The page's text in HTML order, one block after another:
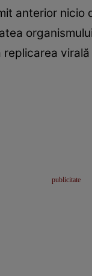
anterior